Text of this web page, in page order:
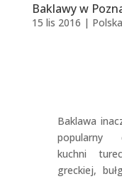
Baklawy w
15 lis 2016 | Polska
Baklawa
popularny
kuchni
greckiej,